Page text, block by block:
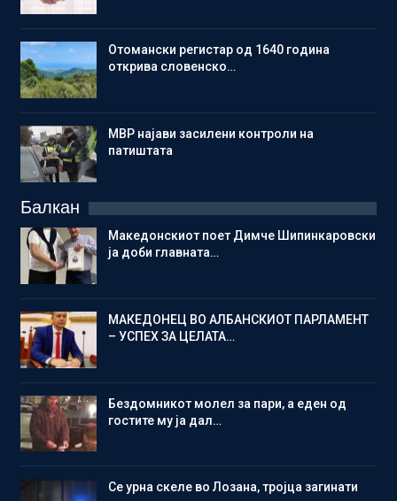
Отомански регистар од 1640 година
открива словенско…
МВР најави засилени контроли на
патиштата
Балкан
Македонскиот поет Димче Шипинкаровски
ја доби главната…
МАКЕДОНЕЦ ВО АЛБАНСКИОТ ПАРЛАМЕНТ
– УСПЕХ ЗА ЦЕЛАТА…
Бездомникот молел за пари, а еден од
гостите му ја дал…
Се урна скеле во Лозана, тројца загинати